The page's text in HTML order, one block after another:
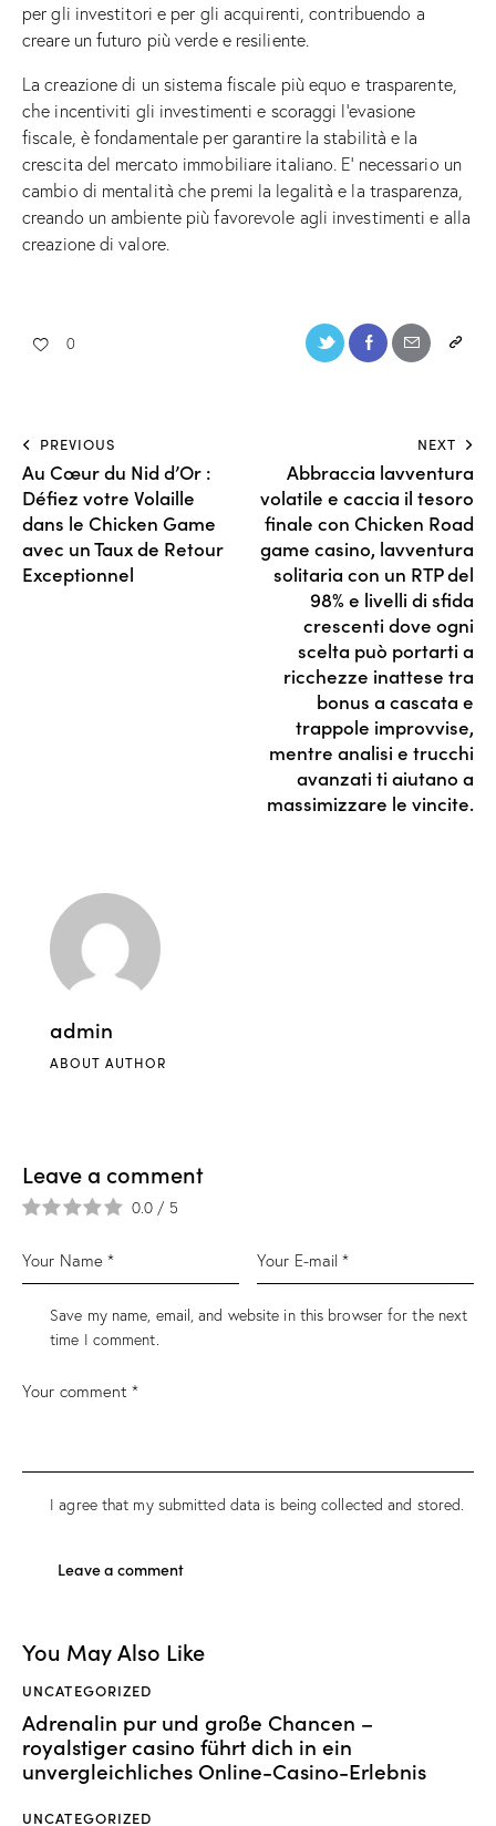
per gli investitori e per gli acquirenti, contribuendo a
creare un futuro più verde e resiliente.
La creazione di un sistema fiscale più equo e trasparente,
che incentiviti gli investimenti e scoraggi l’evasione
fiscale, è fondamentale per garantire la stabilità e la
crescita del mercato immobiliare italiano. E’ necessario un
cambio di mentalità che premi la legalità e la trasparenza,
creando un ambiente più favorevole agli investimenti e alla
creazione di valore.
0
PREVIOUS
Au Cœur du Nid d’Or :
Défiez votre Volaille
dans le Chicken Game
avec un Taux de Retour
Exceptionnel
NEXT
Abbraccia lavventura
volatile e caccia il tesoro
finale con Chicken Road
game casino, lavventura
solitaria con un RTP del
98% e livelli di sfida
crescenti dove ogni
scelta può portarti a
ricchezze inattese tra
bonus a cascata e
trappole improvvise,
mentre analisi e trucchi
avanzati ti aiutano a
massimizzare le vincite.
admin
ABOUT AUTHOR
Leave a comment
0.0 / 5
Save my name, email, and website in this browser for the next
time I comment.
I agree that my submitted data is being collected and stored.
You May Also Like
UNCATEGORIZED
Adrenalin pur und große Chancen –
royalstiger casino führt dich in ein
unvergleichliches Online-Casino-Erlebnis
UNCATEGORIZED